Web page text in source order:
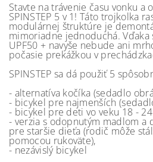
Stavte na trávenie času vonku a
SPINSTEP 5 v 1! Táto trojkolka
modulárnej štruktúre je
mimoriadne jednoduchá.
UPF50 + navyše nebude ani
počasie prekážkou v
SPINSTEP sa dá použiť 5
- alternatíva kočíka (sedadlo
- bicykel pre najmenších
- bicykel pre deti vo veku 18 -
- verzia s odopnutým madlom a
pre staršie dieťa (rodič môže
pomocou rukoväte),
- nezávislý bicykel